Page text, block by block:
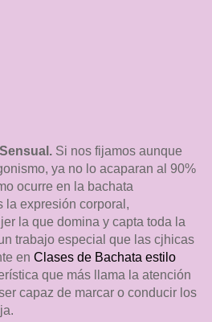
Si nos fijamos aunque
ya no lo acaparan al 90%
ocurre en la bachata
la expresión corporal,
la que domina y capta toda la
trabajo especial que las cjhicas
en Clases de Bachata estilo
que más llama la atención
capaz de marcar o conducir los